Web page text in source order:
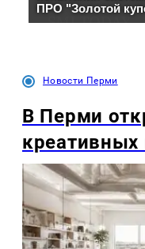
Новости Перми
В Перми
креативных